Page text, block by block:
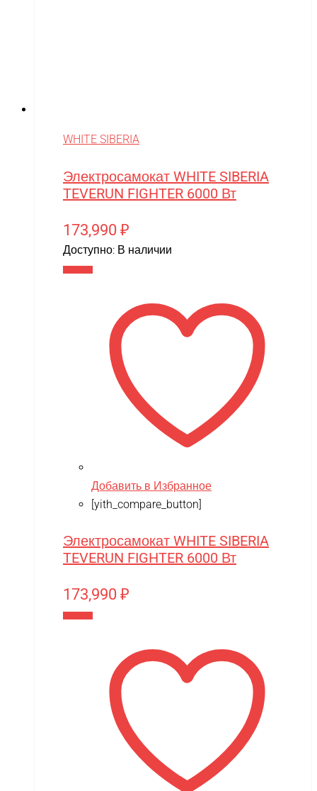
WHITE SIBERIA
Электросамокат WHITE SIBERIA
TEVERUN FIGHTER 6000 Вт
173,990 ₽
Доступно: В наличии
Добавить в Избранное
[yith_compare_button]
Электросамокат WHITE SIBERIA
TEVERUN FIGHTER 6000 Вт
173,990 ₽